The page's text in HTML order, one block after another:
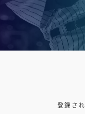
登録さ